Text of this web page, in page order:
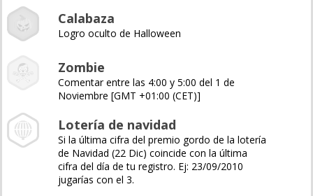
Calabaza
Logro oculto de Halloween
Zombie
Comentar entre las 4:00 y 5:00 del 1 de
Noviembre [GMT +01:00 (CET)]
Lotería de navidad
Si la última cifra del premio gordo de la lotería
de Navidad (22 Dic) coincide con la última
cifra del día de tu registro. Ej: 23/09/2010
jugarías con el 3.